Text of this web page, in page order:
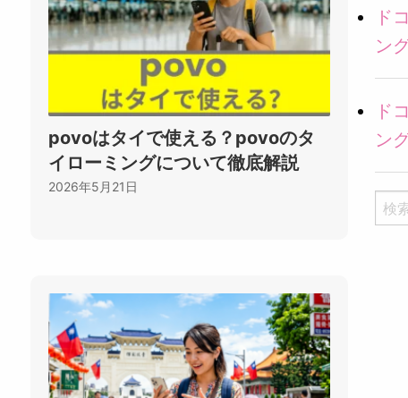
povoはタイで使える？povoのタ
イローミングについて徹底解説
2026年5月21日
ド
ン
ド
ン